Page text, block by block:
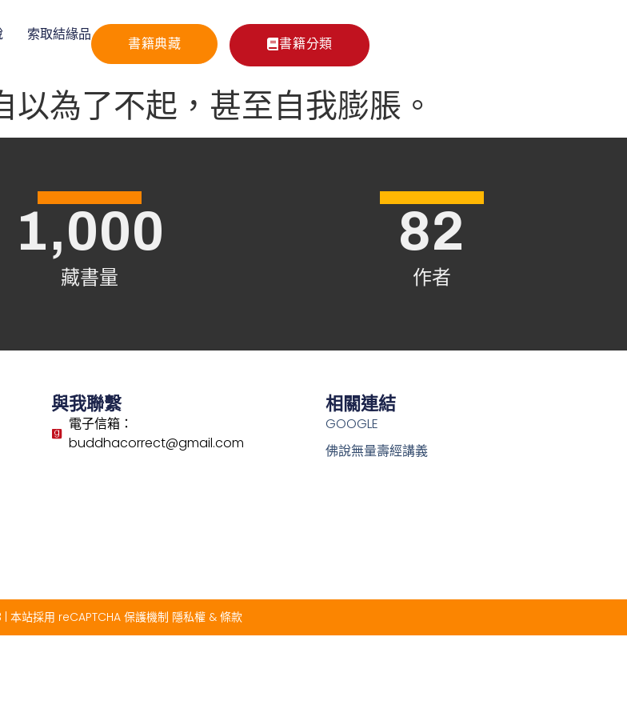
索取結緣品
書籍典藏 書籍分類
為了不起，甚至自我膨脹。
藏書量
1,000
作者
82
與我聯繫
電子信箱：
buddhacorrect@gmail.com
相關連結
GOOGLE
佛說無量壽經講義
本站採用 reCAPTCHA 保護機制 隱私權 & 條款